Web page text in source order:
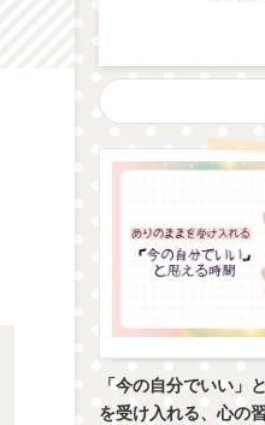
「今の自分でいい」
を受け入れる、心の